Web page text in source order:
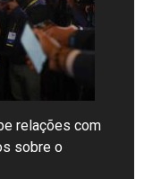
relações com
sobre o